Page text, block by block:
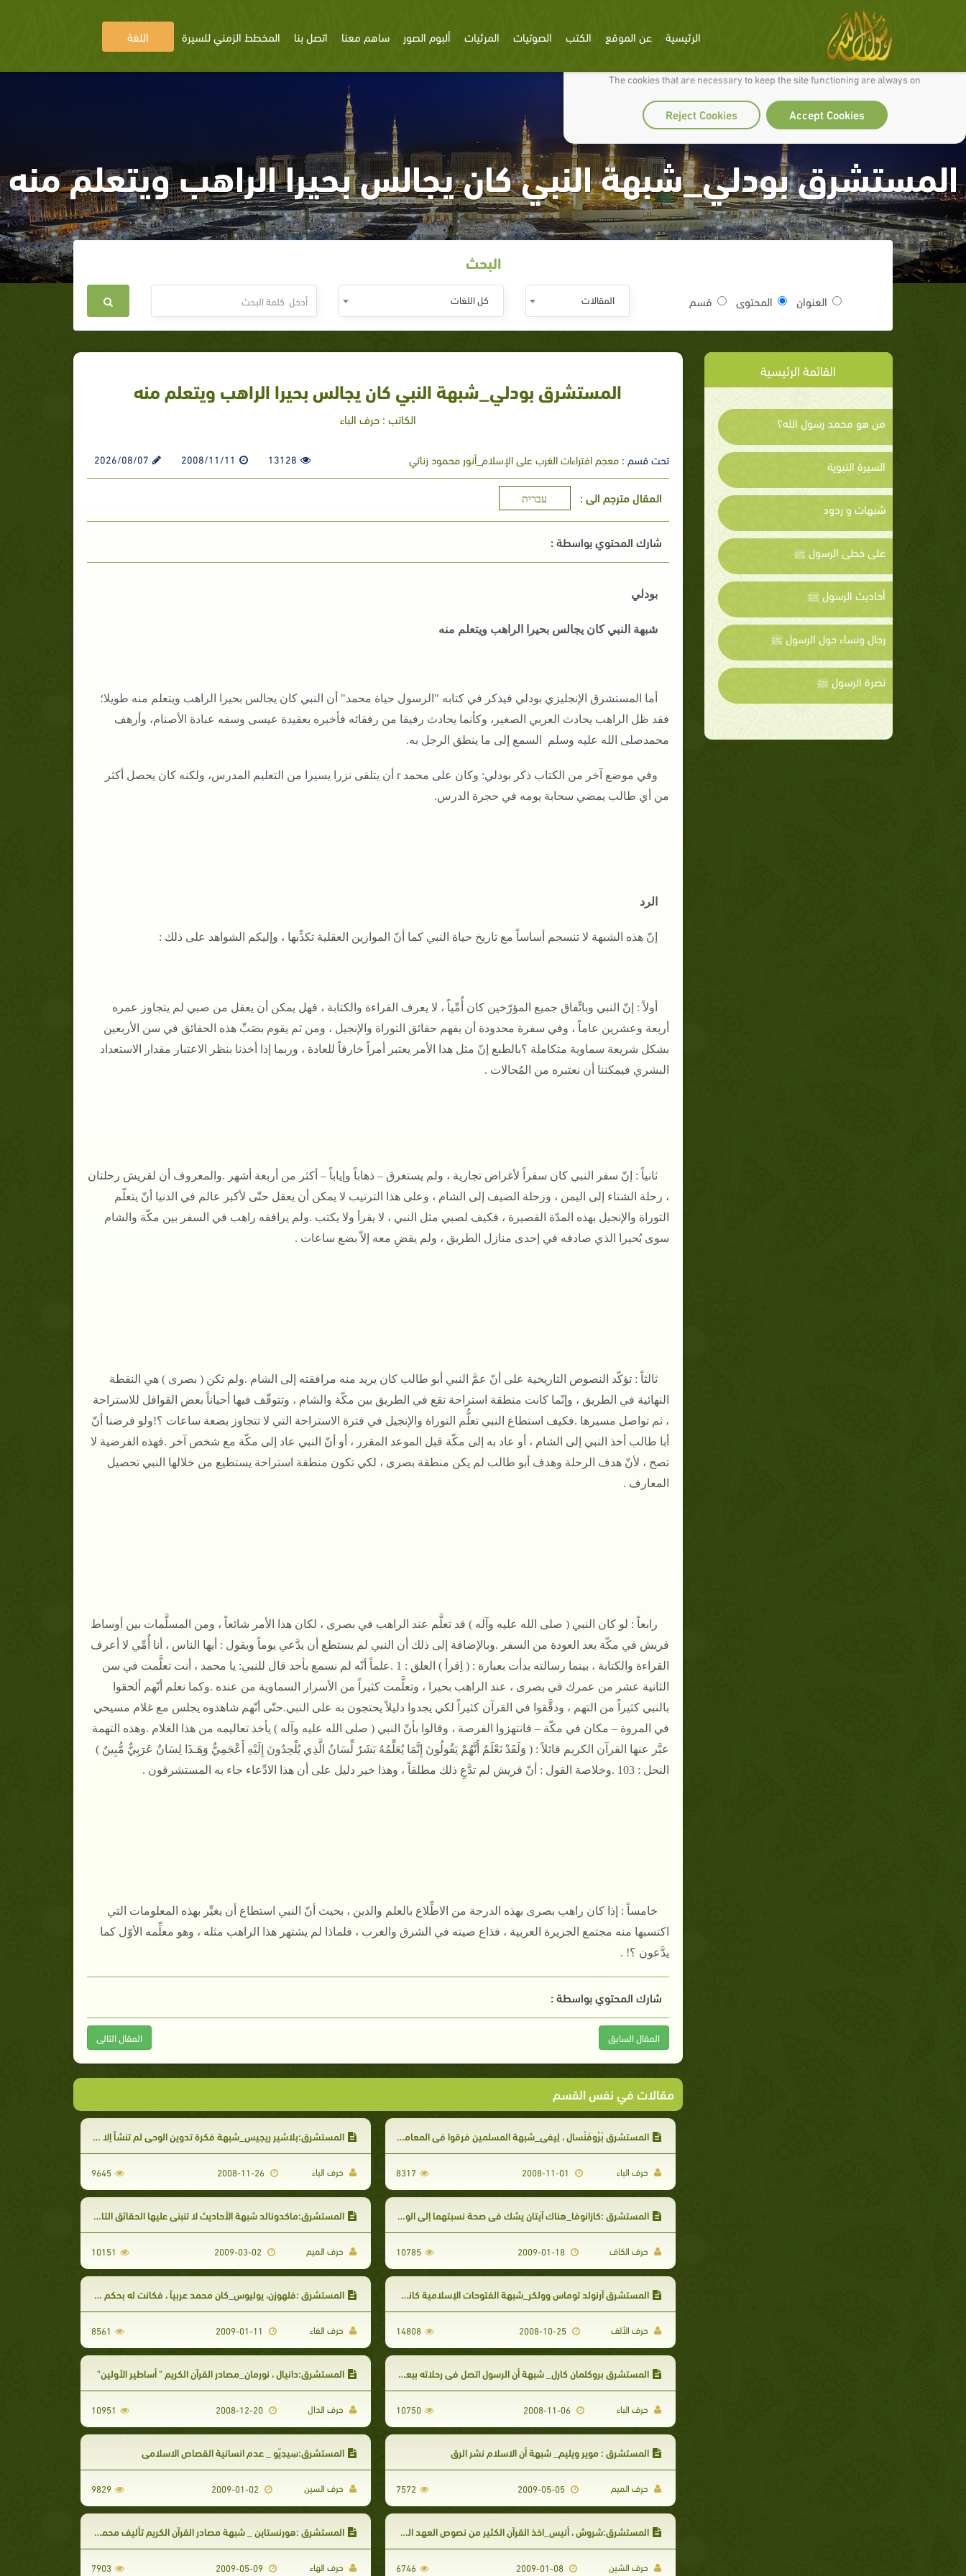
We use cookies to make our site work well for you and so we can continually improve it.
The cookies that are necessary to keep the site functioning are always on
Accept Cookies
Reject Cookies
الرئيسية عن الموقع الكتب الصوتيات المرئيات ألبوم الصور ساهم معنا اتصل بنا المخطط الزمني للسيرة اللغة
المستشرق بودلي_شبهة النبي كان يجالس بحيرا الراهب ويتعلم منه
البحث
العنوان المحتوى قسم المقالات كل اللغات
القائمة الرئيسية
من هو محمد رسول الله؟
السيرة النبوية
شبهات و ردود
على خطى الرسول ﷺ
أحاديث الرسول ﷺ
رجال ونساء حول الرسول ﷺ
نصرة الرسول ﷺ
المستشرق بودلي_شبهة النبي كان يجالس بحيرا الراهب ويتعلم منه
الكاتب : حرف الباء
تحت قسم :معجم افتراءات الغرب على الإسلام_أنور محمود زناتي 13128
2008/11/11
2026/08/07
المقال مترجم الى : עברית
شارك المحتوي بواسطة :
بودلي
شبهة النبي كان يجالس بحيرا الراهب ويتعلم منه
أما المستشرق الإنجليزي بودلي فيذكر في كتابه "الرسول حياة محمد" أن النبي كان يجالس بحيرا الراهب ويتعلم منه طويلا؛
فقد ظل الراهب يحادث العربي الصغير، وكأنما يحادث رفيقا من رفقائه فأخبره بعقيدة عيسى وسفه عبادة الأصنام، وأرهف
محمدصلى الله عليه وسلم السمع إلى ما ينطق الرجل به.
وفي موضع آخر من الكتاب ذكر بودلي
: وكان على محمد r أن يتلقى نزرا يسيرا من التعليم المدرس، ولكنه كان يحصل أكثر
من أي طالب يمضي سحابة يومه في حجرة الدرس.
الرد
إنّ هذه الشبهة لا تنسجم أساساً مع تاريخ حياة النبي كما أنّ الموازين العقلية تكذِّبها ، وإليكم الشواهد على ذلك :
أولاً: إنّ النبي وباتِّفاق جميع المؤرّخين كان أُمِّياً ، لا يعرف القراءة والكتابة ، فهل يمكن أن يعقل من صبي لم يتجاوز عمره
أربعة وعشرين عاماً ، وفي سفرة محدودة أن يفهم حقائق التوراة والإنجيل ، ومن ثم يقوم بصَبِّ هذه الحقائق في سن الأربعين
بشكل شريعة سماوية متكاملة ؟بالطبع إنّ مثل هذا الأمر يعتبر أمراً خارقاً للعادة ، وربما إذا أخذنا بنظر الاعتبار مقدار الاستعداد
البشري فيمكننا أن نعتبره من المُحالات .
ثانياً : إنّ سفر النبي كان سفراً لأغراض تجارية ، ولم يستغرق – ذهاباً وإياباً – أكثر من أربعة أشهر .والمعروف أن لقريش رحلتان
، رحلة الشتاء إلى اليمن ، ورحلة الصيف إلى الشام ، وعلى هذا الترتيب لا يمكن أن يعقل حتّى لأكبر عالم في الدنيا أنّ يتعلّم
التوراة والإنجيل بهذه المدّة القصيرة ، فكيف لصبي مثل النبي ، لا يقرأ ولا يكتب .ولم يرافقه راهب في السفر بين مكّة والشام
سوى بُحيرا الذي صادفه في إحدى منازل الطريق ، ولم يقضِ معه إلاّ بضع ساعات .
ثالثاً : تؤكّد النصوص التاريخية على أنّ عمَّ النبي أبو طالب كان يريد منه مرافقته إلى الشام .ولم تكن( بصرى ) هي النقطة
النهائية في الطريق ، وإنّما كانت منطقة استراحة تقع في الطريق بين مكّة والشام ، وتتوقّف فيها أحياناً بعض القوافل للاستراحة
، ثم تواصل مسيرها .فكيف استطاع النبي تعلُّم التوراة والإنجيل في فترة الاستراحة التي لا تتجاوز بضعة ساعات ؟!ولو فرضنا أنّ
أبا طالب أخذ النبي إلى الشام ، أو عاد به إلى مكّة قبل الموعد المقرر ، أو أنّ النبي عاد إلى مكّة مع شخص آخر .فهذه الفرضية لا
تصح ، لأنّ هدف الرحلة وهدف أبو طالب لم يكن منطقة بصرى ، لكي تكون منطقة استراحة يستطيع من خلالها النبي تحصيل
المعارف .
رابعاً : لو كان النبي ( صلى الله عليه وآله ) قد تعلَّم عند الراهب في بصرى ، لكان هذا الأمر شائعاً ، ومن المسلَّمات بين أوساط
قريش في مكّة بعد العودة من السفر .وبالإضافة إلى ذلك أن النبي لم يستطع أن يدَّعي يوماً ويقول : أيها الناس ، أنا أُمِّي لا أعرف
القراءة والكتابة ، بينما رسالته بدأت بعبارة : ( اِقرأ ) العلق : 1 .
علماً أنّه لم نسمع بأحد قال للنبي: يا محمد ، أنت تعلَّمت في سن
الثانية عشر من عمرك في بصرى ، عند الراهب بحيرا ، وتعلَّمت كثيراً من الأسرار السماوية من عنده .وكما نعلم أنّهم ألحقوا
بالنبي كثيراً من التهم ، ودقَّقوا في القرآن كثيراً لكي يجدوا دليلاً يحتجون به على النبي.حتّى أنّهم شاهدوه يجلس مع غلام مسيحي
في المروة– مكان في مكّة – فانتهزوا الفرصة ، وقالوا بأنّ النبي ( صلى الله عليه وآله ) يأخذ تعاليمه من هذا الغلام .وهذه التهمة
عبَّر عنها القرآن الكريم قائلاً: ( وَلَقَدْ نَعْلَمُ أَنَّهُمْ يَقُولُونَ إِنَّمَا يُعَلِّمُهُ بَشَرٌ لِّسَانُ الَّذِي يُلْحِدُونَ إِلَيْهِ أَعْجَمِيٌّ وَهَـذَا لِسَانٌ عَرَبِيٌّ مُّبِينٌ )
النحل : 103 .
وخلاصة القول : أنّ قريش لم تدَّعِ ذلك مطلقاً ، وهذا خير دليل على أن هذا الادِّعاء جاء به المستشرقون .
خامساً : إذا كان راهب بصرى بهذه الدرجة من الاطِّلاع بالعلم والدين ، بحيث أنّ النبي استطاع أن يغيِّر بهذه المعلومات التي
اكتسبها منه مجتمع الجزيرة العربية ، فذاع صيته في الشرق والغرب ، فلماذا لم يشتهر هذا الراهب مثله ، وهو معلِّمه الأوّل كما
يدَّعون ؟! .
شارك المحتوي بواسطة :
المقال السابق المقال التالى
مقالات في نفس القسم
المستشرق بْرُوفَنْسال ، لِيفي_شبهة المسلمين فرقوا في المعاملة بين من أسلم صلحاً ومن أسلم عنوة
حرف الباء 8317
المستشرق:بلاشير ريجيس_شبهة فكرة تدوين الوحي لم تنشأ إلا بعد إقامة النبي في المدينة
حرف الباء 9645
المستشرق :كازانوفا_هناك آيتان يشك فى صحة نسبتهما إلى الوحى النبوى
حرف الكاف 10785
المستشرق:ماكدونالد شبهة الأحاديث لا تنبني عليها الحقائق التاريخية وإنها سجل مضطرب
حرف الميم 10151
المستشرق آرنولد توماس وولكر_شبهة الفتوحات الإسلامية كانت بحثاً عن الغنائم والمكاسب المادية
حرف الألف 2008-10-25
14808
المستشرق :فلهوزن، يوليوس_كان محمد عربياً ، فكانت له بحكم ذلك احساسات بالعشيرة والقبيلة
حرف الفاء 8561
المستشرق بروكلمان كارل_ شبهة أن الرسول اتصل فى رحلاته ببعض اليهود والنصارى
حرف الباء 2008-11-06
10750
المستشرق:دانيال ، نورمان_مصادر القرآن الكريم " أساطير الأولين"
حرف الدال 2008-12-20
10951
المستشرق : موير ويليم_ شبهة أن الاسلام نشر الرق
حرف الميم 7572
المستشرق:سِيدِيّو _ عدم انسانية القصاص الاسلامي
حرف السين 9829
المستشرق:شروش ، أنيس_اخذ القرآن الكثير من نصوص العهد الجديد
حرف الشين 2009-01-08
6746
المستشرق :هورنستاين _ شبهة مصادر القرآن الكريم تأليف محمد صلى الله عليه وسلم
حرف الهاء 7903